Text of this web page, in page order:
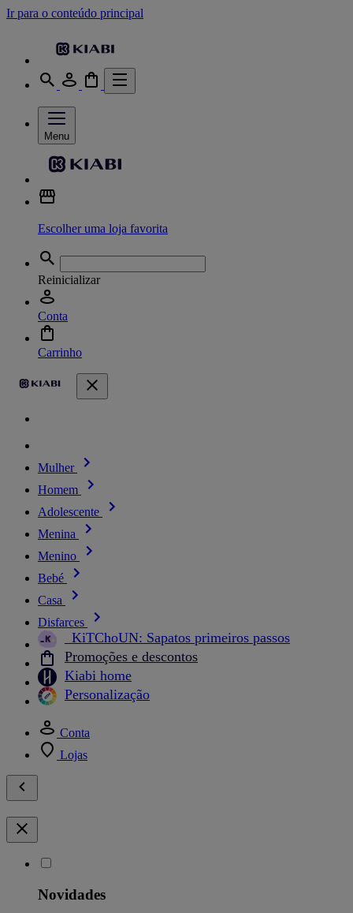
Ir para o conteúdo principal
Menu
Escolher uma loja favorita
Reinicializar
Conta
Carrinho
Mulher
Homem
Adolescente
Menina
Menino
Bebé
Casa
Disfarces
_KiTChoUN: Sapatos primeiros passos
Promoções e descontos
Kiabi home
Personalização
Conta
Lojas
Novidades